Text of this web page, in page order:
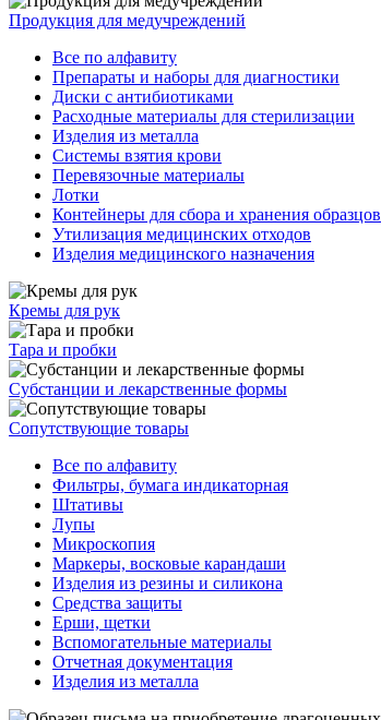
Продукция для медучреждений
Все по алфавиту
Препараты и наборы для диагностики
Диски с антибиотиками
Расходные материалы для стерилизации
Изделия из металла
Системы взятия крови
Перевязочные материалы
Лотки
Контейнеры для сбора и хранения образцов
Утилизация медицинских отходов
Изделия медицинского назначения
Кремы для рук
Тара и пробки
Субстанции и лекарственные формы
Сопутствующие товары
Все по алфавиту
Фильтры, бумага индикаторная
Штативы
Лупы
Микроскопия
Маркеры, восковые карандаши
Изделия из резины и силикона
Средства защиты
Ерши, щетки
Вспомогательные материалы
Отчетная документация
Изделия из металла